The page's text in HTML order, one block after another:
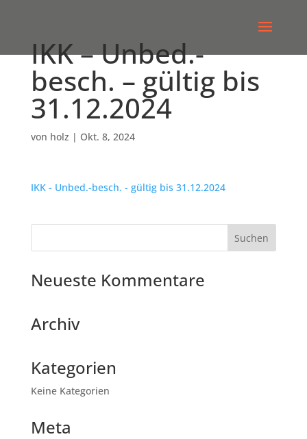
IKK – Unbed.-
besch. – gültig bis
31.12.2024
von holz | Okt. 8, 2024
IKK - Unbed.-besch. - gültig bis 31.12.2024
Neueste Kommentare
Archiv
Kategorien
Keine Kategorien
Meta